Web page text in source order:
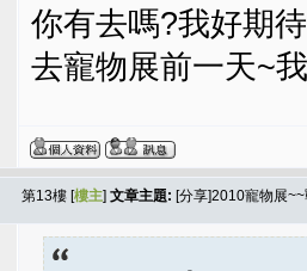
你有去嗎?我好期
去寵物展前一天~
第13樓 [樓主] 文章主題: [分享]2010寵物展